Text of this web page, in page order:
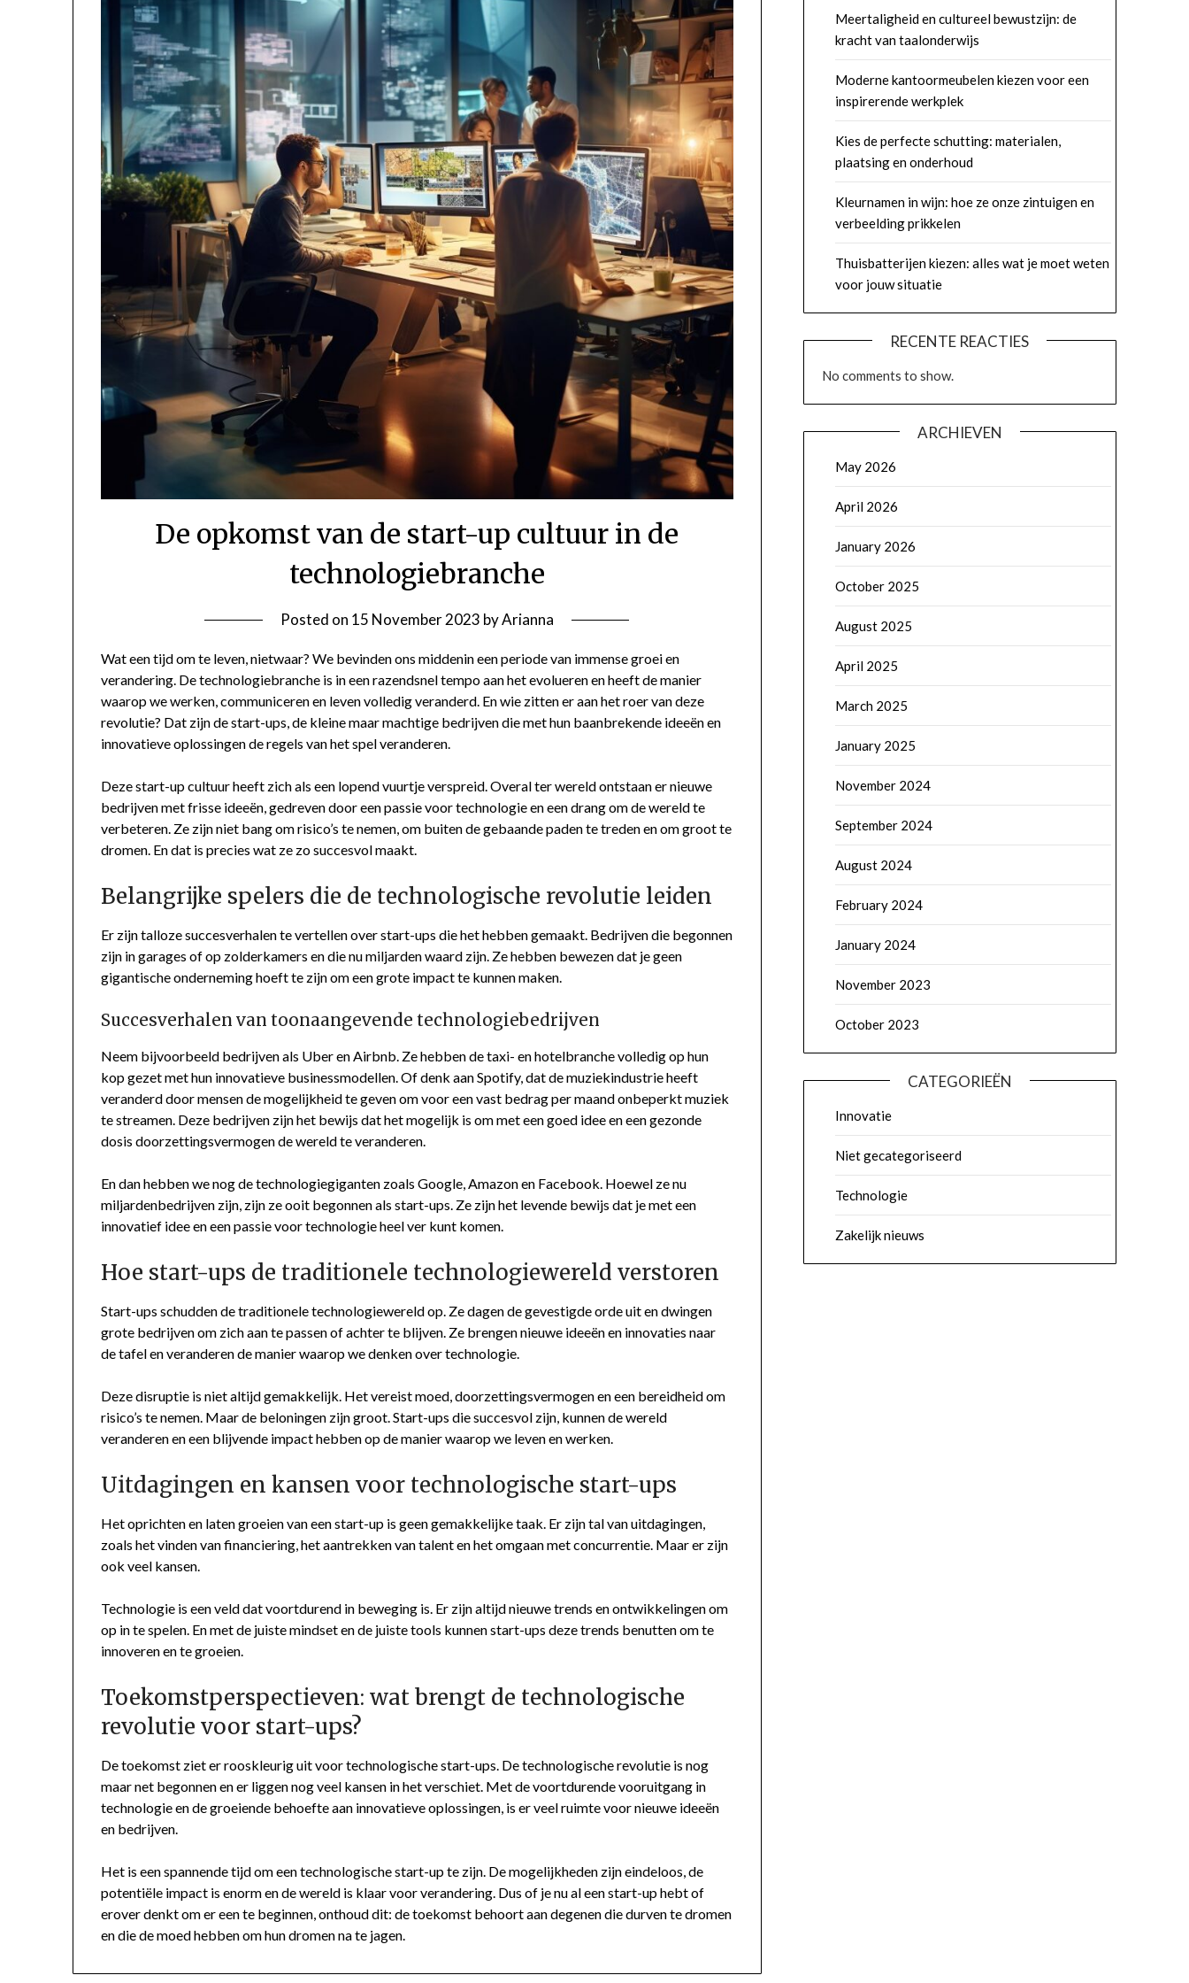
De opkomst van de start-up cultuur in de
technologiebranche
Posted on 15 November 2023 byArianna
Wat een tijd om te leven, nietwaar? We bevinden ons middenin een periode van immense groei en
verandering. De technologiebranche is in een razendsnel tempo aan het evolueren en heeft de manier
waarop we werken, communiceren en leven volledig veranderd. En wie zitten er aan het roer van deze
revolutie? Dat zijn de start-ups, de kleine maar machtige bedrijven die met hun baanbrekende ideeën en
innovatieve oplossingen de regels van het spel veranderen.
Deze start-up cultuur heeft zich als een lopend vuurtje verspreid. Overal ter wereld ontstaan er nieuwe
bedrijven met frisse ideeën, gedreven door een passie voor technologie en een drang om de wereld te
verbeteren. Ze zijn niet bang om risico’s te nemen, om buiten de gebaande paden te treden en om groot te
dromen. En dat is precies wat ze zo succesvol maakt.
Belangrijke spelers die de technologische revolutie leiden
Er zijn talloze succesverhalen te vertellen over start-ups die het hebben gemaakt. Bedrijven die begonnen
zijn in garages of op zolderkamers en die nu miljarden waard zijn. Ze hebben bewezen dat je geen
gigantische onderneming hoeft te zijn om een grote impact te kunnen maken.
Succesverhalen van toonaangevende technologiebedrijven
Neem bijvoorbeeld bedrijven als Uber en Airbnb. Ze hebben de taxi- en hotelbranche volledig op hun
kop gezet met hun innovatieve businessmodellen. Of denk aan Spotify, dat de muziekindustrie heeft
veranderd door mensen de mogelijkheid te geven om voor een vast bedrag per maand onbeperkt muziek
te streamen. Deze bedrijven zijn het bewijs dat het mogelijk is om met een goed idee en een gezonde
dosis doorzettingsvermogen de wereld te veranderen.
En dan hebben we nog de technologiegiganten zoals Google, Amazon en Facebook. Hoewel ze nu
miljardenbedrijven zijn, zijn ze ooit begonnen als start-ups. Ze zijn het levende bewijs dat je met een
innovatief idee en een passie voor technologie heel ver kunt komen.
Hoe start-ups de traditionele technologiewereld verstoren
Start-ups schudden de traditionele technologiewereld op. Ze dagen de gevestigde orde uit en dwingen
grote bedrijven om zich aan te passen of achter te blijven. Ze brengen nieuwe ideeën en innovaties naar
de tafel en veranderen de manier waarop we denken over technologie.
Deze disruptie is niet altijd gemakkelijk. Het vereist moed, doorzettingsvermogen en een bereidheid om
risico’s te nemen. Maar de beloningen zijn groot. Start-ups die succesvol zijn, kunnen de wereld
veranderen en een blijvende impact hebben op de manier waarop we leven en werken.
Uitdagingen en kansen voor technologische start-ups
Het oprichten en laten groeien van een start-up is geen gemakkelijke taak. Er zijn tal van uitdagingen,
zoals het vinden van financiering, het aantrekken van talent en het omgaan met concurrentie. Maar er zijn
ook veel kansen.
Technologie is een veld dat voortdurend in beweging is. Er zijn altijd nieuwe trends en ontwikkelingen om
op in te spelen. En met de juiste mindset en de juiste tools kunnen start-ups deze trends benutten om te
innoveren en te groeien.
Toekomstperspectieven: wat brengt de technologische
revolutie voor start-ups?
De toekomst ziet er rooskleurig uit voor technologische start-ups. De technologische revolutie is nog
maar net begonnen en er liggen nog veel kansen in het verschiet. Met de voortdurende vooruitgang in
technologie en de groeiende behoefte aan innovatieve oplossingen, is er veel ruimte voor nieuwe ideeën
en bedrijven.
Het is een spannende tijd om een technologische start-up te zijn. De mogelijkheden zijn eindeloos, de
potentiële impact is enorm en de wereld is klaar voor verandering. Dus of je nu al een start-up hebt of
erover denkt om er een te beginnen, onthoud dit: de toekomst behoort aan degenen die durven te dromen
en die de moed hebben om hun dromen na te jagen.
Meertaligheid en cultureel bewustzijn: de
kracht van taalonderwijs
Moderne kantoormeubelen kiezen voor een
inspirerende werkplek
Kies de perfecte schutting: materialen,
plaatsing en onderhoud
Kleurnamen in wijn: hoe ze onze zintuigen en
verbeelding prikkelen
Thuisbatterijen kiezen: alles wat je moet weten
voor jouw situatie
RECENTE REACTIES
No comments to show.
ARCHIEVEN
May 2026
April 2026
January 2026
October 2025
August 2025
April 2025
March 2025
January 2025
November 2024
September 2024
August 2024
February 2024
January 2024
November 2023
October 2023
CATEGORIEËN
Innovatie
Niet gecategoriseerd
Technologie
Zakelijk nieuws